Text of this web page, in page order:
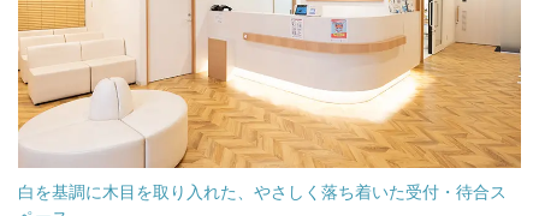
白を基調に木目を取り入れた、やさしく落ち着いた受付・待合ス